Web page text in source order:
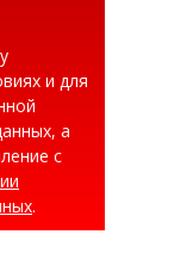
и для
а
с
.